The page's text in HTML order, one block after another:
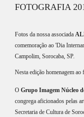
FOTOGRAFIA
Fotos da nossa associada
comemoração ao 'Dia
Campolim, Sorocaba, SP.
Nesta edição homenagem
O Grupo Imagem Núcleo
congrega aficionados pelas
Secretaria de Cultura de